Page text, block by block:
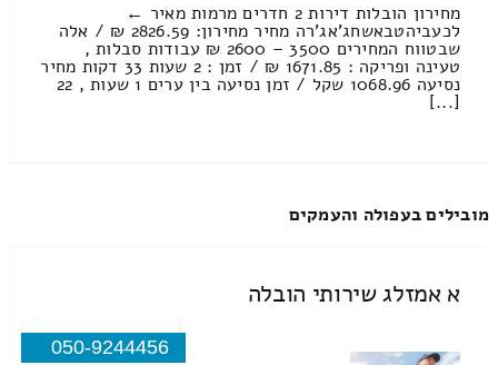
מחירון הובלות דירות 2 חדרים מרמות מאיר ←
לכעביהטבאשחג'אג'רה מחיר מחירון: 2826.59 ₪ / אלה
שבטווח המחירים 3500 – 2600 ₪ עבודות סבלות ,
טעינה ופריקה : 1671.85 ₪ / זמן : 2 שעות 33 דקות מחיר
נסיעה 1068.96 שקל / זמן נסיעה בין ערים 1 שעות , 22
[...]
מובילים בעפולה והעמקים
א אמזלג שירותי הובלה
050-9244456